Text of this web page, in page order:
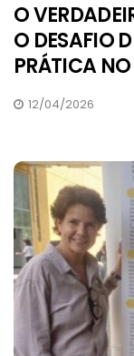
O
O DESAFIO
PRÁTICA
12/04/2026